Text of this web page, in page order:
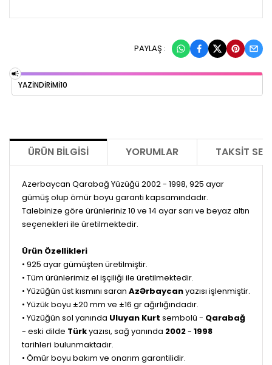
PAYLAŞ :
YAZİNDİRİMİ10
ÜRÜN BILGISI YORUMLAR TAKSIT
Azerbaycan Qarabağ Yüzüğü 2002 - 1998, 925 ayar
gümüş olup ömür boyu garanti kapsamındadır.
Talebinize göre ürünleriniz 10 ve 14 ayar sarı ve beyaz altın
seçenekleri ile üretilmektedir.
Ürün Özellikleri
• 925 ayar gümüşten üretilmiştir.
• Tüm ürünlerimiz el işçiliği ile üretilmektedir.
• Yüzüğün üst kısmını saran AzƏrbaycanyazısı işlenmiştir.
• Yüzük boyu ±20 mm ve ±16 gr ağırlığındadır.
• Yüzüğün sol yanında Uluyan Kurt sembolü - Qarabağ
- eski dilde Türkyazısı, sağ yanında 2002- 1998
tarihleri bulunmaktadır.
• Ömür boyu bakım ve onarım garantilidir.